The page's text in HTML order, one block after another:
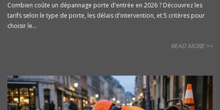
Combien coûte un dépannage porte d'entrée en 2026 ? Découvrez les
tarifs selon le type de porte, les délais d'intervention, et 5 critères pour
choisir le...
READ MORE >>